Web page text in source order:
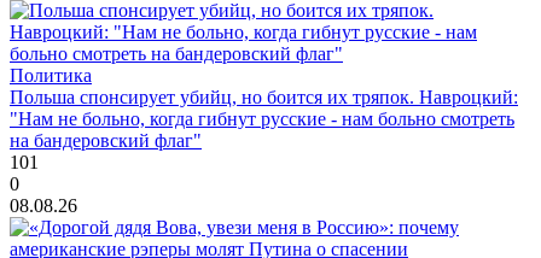
Политика
Польша спонсирует убийц, но боится их тряпок. Навроцкий:
"Нам не больно, когда гибнут русские - нам больно смотреть
на бандеровский флаг"
101
0
08.08.26